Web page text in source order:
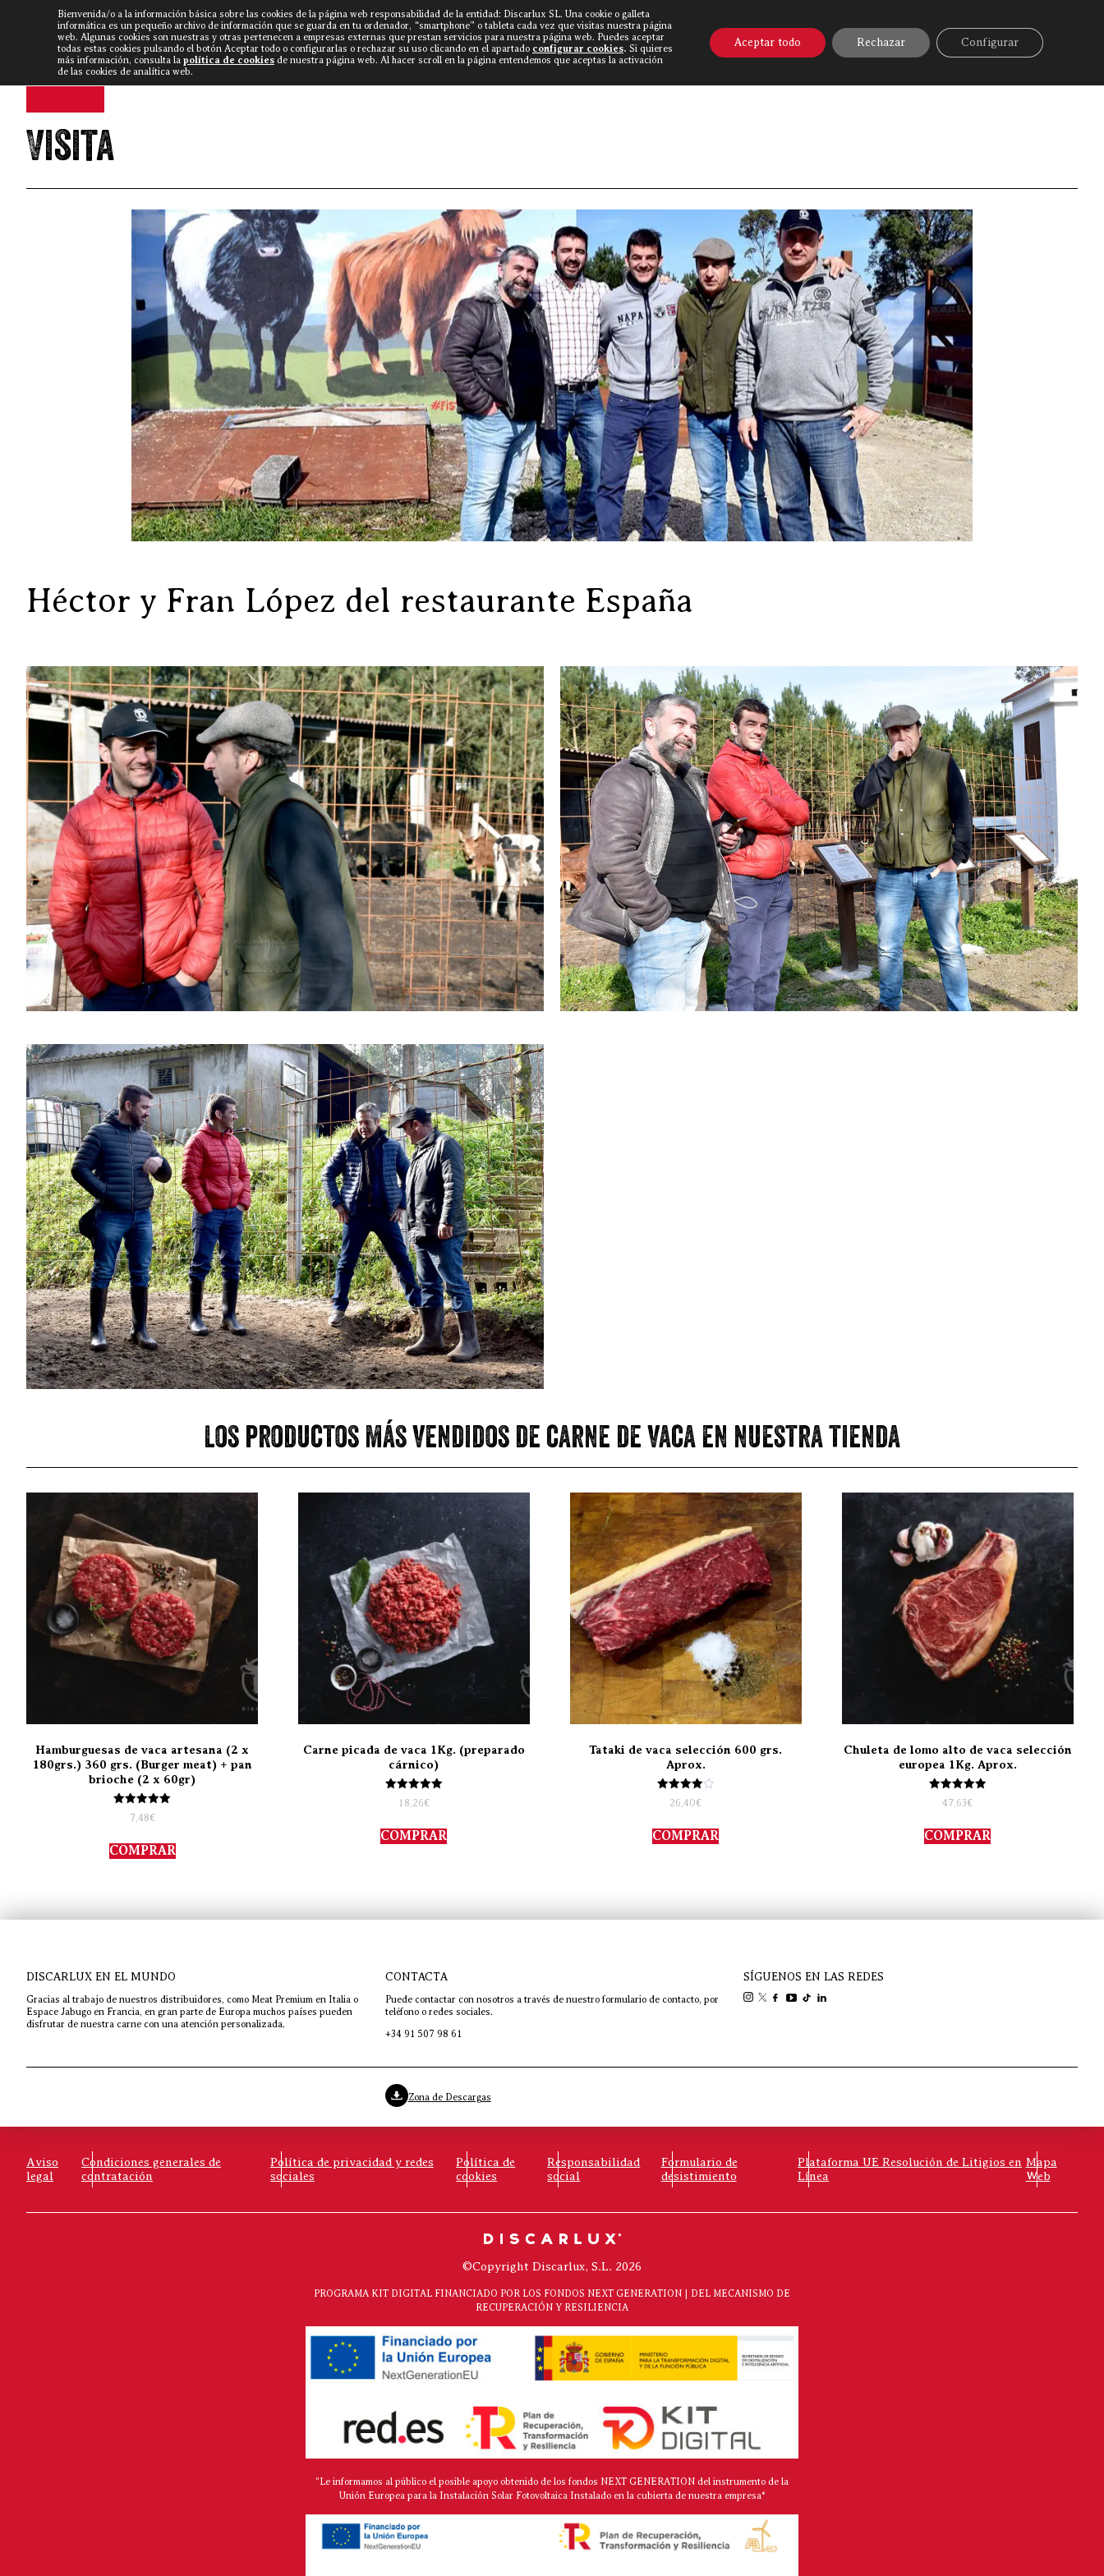
DISCARLUX▼ NOTICIAS VÍDEOS FISTERRA BOVINE WORLD▼ CONTACTO
Visita
Héctor y Fran López del restaurante España
Los productos más vendidos de carne de vaca en nuestra tienda
Hamburguesas de vaca artesana (2 x
180grs.) 360 grs. (Burger meat) + pan
brioche (2 x 60gr)
Valorado
con
de 5
7,48€
COMPRAR
Carne picada de vaca 1Kg. (preparado
cárnico)
Valorado
con
de 5
18,26€
COMPRAR
Tataki de vaca selección 600 grs.
Aprox.
Valorado
con
de 5
26,40€
COMPRAR
Chuleta de lomo alto de vaca selección
europea 1Kg. Aprox.
Valorado
con
de 5
47,63€
COMPRAR
DISCARLUX EN EL MUNDO
Gracias al trabajo de nuestros distribuidores, como Meat Premium en Italia o
Espace Jabugo en Francia, en gran parte de Europa muchos países pueden
disfrutar de nuestra carne con una atención personalizada.
CONTACTA
Puede contactar con nosotros a través de nuestro formulario de contacto, por
teléfono o redes sociales.
+34 91 507 98 61
SÍGUENOS EN LAS REDES
Zona de Descargas
Aviso
legal
Condiciones generales de
contratación
Política de privacidad y redes
sociales
Política de
cookies
Responsabilidad
social
Formulario de
desistimiento
Plataforma UE Resolución de Litigios en
Línea
Mapa
Web
©Copyright Discarlux, S.L. 2026
PROGRAMA KIT DIGITAL FINANCIADO POR LOS FONDOS NEXT GENERATION | DEL MECANISMO DE
RECUPERACIÓN Y RESILIENCIA
"Le informamos al público el posible apoyo obtenido de los fondos NEXT GENERATION del instrumento de la
Unión Europea para la Instalación Solar Fotovoltaica Instalado en la cubierta de nuestra empresa*
Bienvenida/o a la información básica sobre las cookies de la página web responsabilidad de la entidad: Discarlux SL. Una cookie o galleta
informática es un pequeño archivo de información que se guarda en tu ordenador, “smartphone” o tableta cada vez que visitas nuestra página
web. Algunas cookies son nuestras y otras pertenecen a empresas externas que prestan servicios para nuestra página web. Puedes aceptar
todas estas cookies pulsando el botón Aceptar todo o configurarlas o rechazar su uso clicando en el apartado configurar cookies. Si quieres
más información, consulta la política de cookies de nuestra página web. Al hacer scroll en la página entendemos que aceptas la activación
de las cookies de analítica web.
Aceptar todo Rechazar Configurar